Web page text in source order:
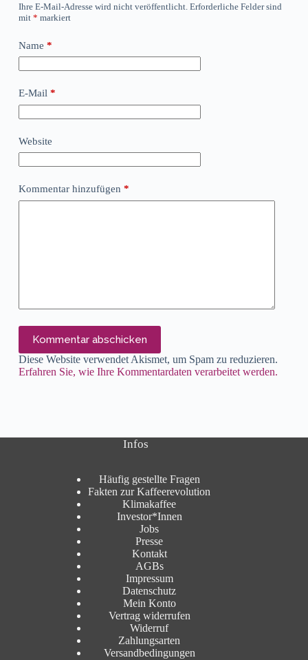
Ihre E-Mail-Adresse wird nicht veröffentlicht. Erforderliche Felder sind
mit * markiert
Name *
E-Mail*
Website
Kommentar hinzufügen *
Kommentar abschicken
Diese Website verwendet Akismet, um Spam zu reduzieren.
Erfahren Sie, wie Ihre Kommentardaten verarbeitet werden.
Infos
Häufig gestellte Fragen
Fakten zur Kaffeerevolution
Klimakaffee
Investor*Innen
Jobs
Presse
Kontakt
AGBs
Impressum
Datenschutz
Mein Konto
Vertrag widerrufen
Widerruf
Zahlungsarten
Versandbedingungen